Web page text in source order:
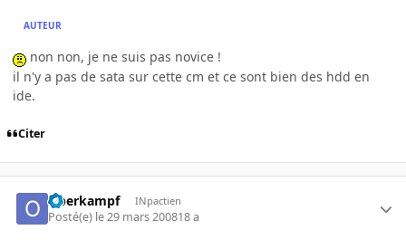
AUTEUR
non non, je ne suis pas novice !
il n'y a pas de sata sur cette cm et ce sont bien des hdd en
ide.
Citer
Oberkampf INpactien
Posté(e) le 29 mars 200818 a